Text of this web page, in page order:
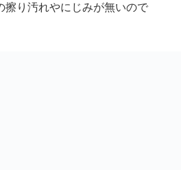
擦り汚れやにじみが無いので